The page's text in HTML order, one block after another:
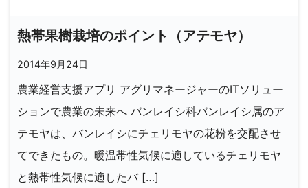
熱帯果樹栽培のポイント（アテモヤ）
2014年9月24日
農業経営支援アプリ アグリマネージャーのITソリュー
ションで農業の未来へ バンレイシ科バンレイシ属のア
テモヤは、バンレイシにチェリモヤの花粉を交配させ
てできたもの。暖温帯性気候に適しているチェリモヤ
と熱帯性気候に適したバ […]